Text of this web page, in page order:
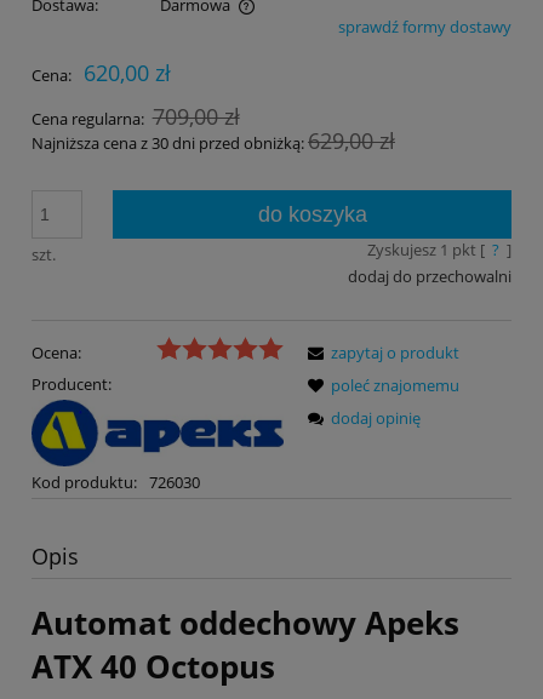
Dostawa:
Darmowa
Cena nie zawiera ewentualnych kosztów płatnościsprawdź formy dostawy
Cena: 620,00 zł
Cena regularna: 709,00 zł
Najniższa cena z 30 dni przed obniżką:629,00 zł
szt.
do koszyka
Zyskujesz 1 pkt [ ? ]
dodaj do przechowalni
Ocena:
Producent:
Kod produktu: 726030
zapytaj o produkt
poleć znajomemu
dodaj opinię
Opis
Automat oddechowy Apeks
ATX 40 Octopus